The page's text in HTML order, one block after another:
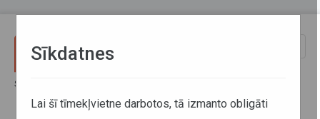
Sākums
Sīkdatnes
Lai šī tīmekļvietne darbotos, tā izmanto obligāti